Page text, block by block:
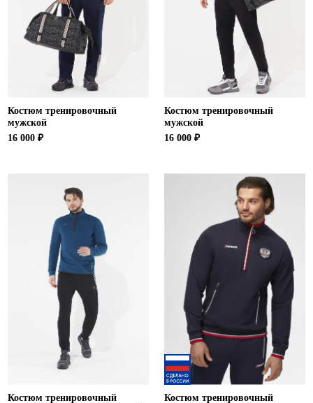
Костюм тренировочный
мужской
16 000 ₽
Костюм тренировочный
мужской
16 000 ₽
Костюм тренировочный
Костюм тренировочный